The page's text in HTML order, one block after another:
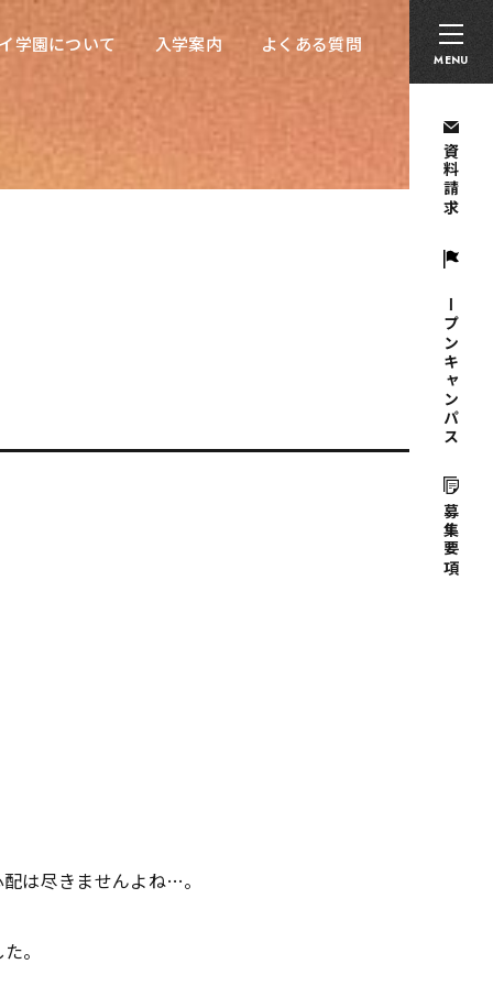
MENU
学園について 入学案内 よくある質問
資料請求
オープンキャンパス
募集要項
採用担当者の方へ 留学生の方へ
学園について 入学案内 よくある質問
は尽きませんよね…。
。